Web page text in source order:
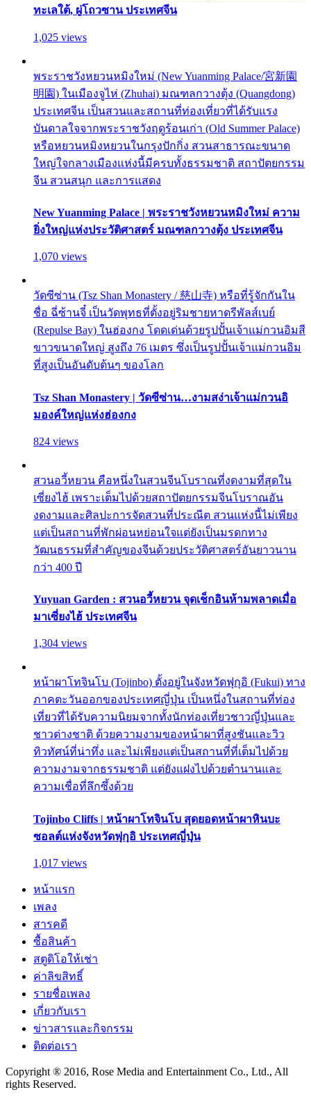
ทะเลใต้, ผู่โถวซาน ประเทศจีน
1,025 views
พระราชวังหยวนหมิงใหม่ (New Yuanming Palace/宮新園
明園) ในเมืองจูไห่ (Zhuhai) มณฑลกวางตุ้ง (Quangdong)
ประเทศจีน เป็นสวนและสถานที่ท่องเที่ยวที่ได้รับแรง
บันดาลใจจากพระราชวังฤดูร้อนเก่า (Old Summer Palace)
หรือหยวนหมิงหยวนในกรุงปักกิ่ง สวนสาธารณะขนาด
ใหญ่ใจกลางเมืองแห่งนี้มีครบทั้งธรรมชาติ สถาปัตยกรรม
จีน สวนสนุก และการแสดง
New Yuanming Palace | พระราชวังหยวนหมิงใหม่ ความ
ยิ่งใหญ่แห่งประวัติศาสตร์ มณฑลกวางตุ้ง ประเทศจีน
1,070 views
วัดซีซ่าน (Tsz Shan Monastery / 慈山寺) หรือที่รู้จักกันใน
ชื่อ ฉี่ซ้านจี๋ เป็นวัดพุทธที่ตั้งอยู่ริมชายหาดรีพัลส์เบย์
(Repulse Bay) ในฮ่องกง โดดเด่นด้วยรูปปั้นเจ้าแม่กวนอิมสี
ขาวขนาดใหญ่ สูงถึง 76 เมตร ซึ่งเป็นรูปปั้นเจ้าแม่กวนอิม
ที่สูงเป็นอันดับต้นๆ ของโลก
Tsz Shan Monastery | วัดซีซ่าน…งามสง่าเจ้าแม่กวนอิ
มองค์ใหญ่แห่งฮ่องกง
824 views
สวนอวี้หยวน คือหนึ่งในสวนจีนโบราณที่งดงามที่สุดใน
เซี่ยงไฮ้ เพราะเต็มไปด้วยสถาปัตยกรรมจีนโบราณอัน
งดงามและศิลปะการจัดสวนที่ประณีต สวนแห่งนี้ไม่เพียง
แต่เป็นสถานที่พักผ่อนหย่อนใจแต่ยังเป็นมรดกทาง
วัฒนธรรมที่สำคัญของจีนด้วยประวัติศาสตร์อันยาวนาน
กว่า 400 ปี
Yuyuan Garden : สวนอวี้หยวน จุดเช็กอินห้ามพลาดเมื่อ
มาเซี่ยงไฮ้ ประเทศจีน
1,304 views
หน้าผาโทจินโบ (Tojinbo) ตั้งอยู่ในจังหวัดฟุกุอิ (Fukui) ทาง
ภาคตะวันออกของประเทศญี่ปุ่น เป็นหนึ่งในสถานที่ท่อง
เที่ยวที่ได้รับความนิยมจากทั้งนักท่องเที่ยวชาวญี่ปุ่นและ
ชาวต่างชาติ ด้วยความงามของหน้าผาที่สูงชันและวิว
ทิวทัศน์ที่น่าทึ่ง และไม่เพียงแต่เป็นสถานที่ที่เต็มไปด้วย
ความงามจากธรรมชาติ แต่ยังแฝงไปด้วยตำนานและ
ความเชื่อที่ลึกซึ้งด้วย
Tojinbo Cliffs | หน้าผาโทจินโบ สุดยอดหน้าผาหินบะ
ซอลต์แห่งจังหวัดฟุกุอิ ประเทศญี่ปุ่น
1,017 views
หน้าแรก
เพลง
สารคดี
ซื้อสินค้า
สตูดิโอให้เช่า
ค่าลิขสิทธิ์
รายชื่อเพลง
เกี่ยวกับเรา
ข่าวสารและกิจกรรม
ติดต่อเรา
Copyright ® 2016, Rose Media and Entertainment Co., Ltd., All
rights Reserved.